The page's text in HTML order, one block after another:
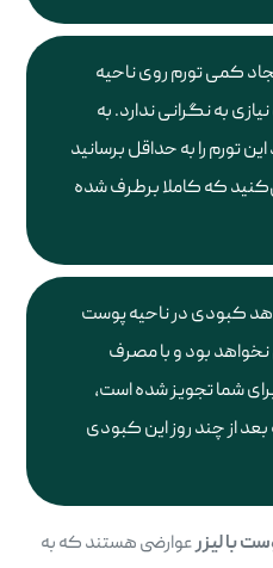
کمی تورم روی ناحیه
به نگرانی ندارد. به
تورم را به حداقل برسانید
که کاملا برطرف شده
کبودی در ناحیه پوست
نخواهد بود و با مصرف
شما تجویز شده است،
از چند روز این کبودی
با لیزرعوارضی هستند که به